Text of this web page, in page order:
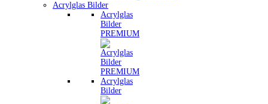
Acrylglas Bilder
Acrylglas
Bilder
PREMIUM
Acrylglas
Bilder